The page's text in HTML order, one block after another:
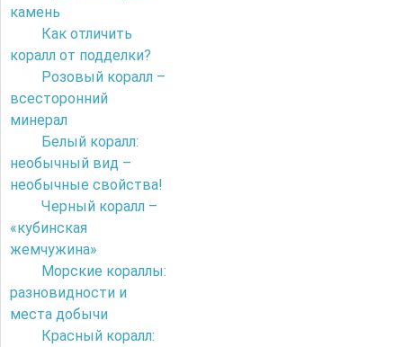
камень
Как отличить
коралл от подделки?
Розовый коралл –
всесторонний
минерал
Белый коралл:
необычный вид –
необычные свойства!
Черный коралл –
«кубинская
жемчужина»
Морские кораллы:
разновидности и
места добычи
Красный коралл: